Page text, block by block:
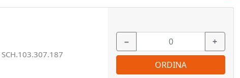
SCH.103.307.187
− +
ORDINA